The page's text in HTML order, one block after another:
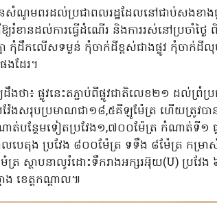
បានសំណូមពរដល់ប្រជាពលរដ្ឋដែលនៅជាប់សងខ
រំខានដល់ការធ្វើដំណើរ និងការរស់នៅប្រចាំថ្
ា កុំដឹកលើសទម្ងន់ កុំចាក់ដីខ្ពស់ជាងផ្លូវ កុំចាក់ដី
ងដែរ។
៖ ផ្លូវនេះតភ្ជាប់ពីផ្លូវជាតិលេខ២១ ដល់ព្រំប្រ
ែងសរុបប្រមាណជា១៨,៥គីឡូម៉ែត្រ ហើយត្រូវប
ត់បន្ថែមទៀតប្រវែង១,៧០០ម៉ែត្រ កំណាត់ទី១
េតុង ប្រវែង ៨០០ម៉ែត្រ ទទឹង ៨ម៉ែត្រ កម្រាស់
រ ស្ថាបនាលូរំដោះទឹករាងអក្សរអ៊ុយ(U) ប្រវ
ខេត្តកណ្តាល៕